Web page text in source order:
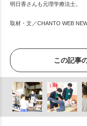
明日香さんも元理学療法士。
取材・文／CHANTO WEB
この記事